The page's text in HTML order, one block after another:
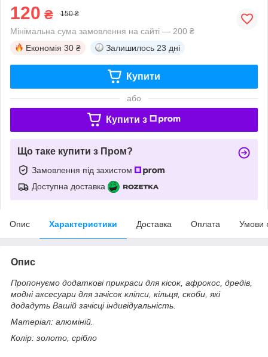
120 ₴ 150 ₴
Мінімальна сума замовлення на сайті — 200 ₴
Економія 30 ₴ Залишилось 23 дні
Купити
або
Купити з
Що таке купити з Пром?
Замовлення під захистом
Доступна доставка
Опис Характеристики Доставка Оплата Умови
Опис
Пропонуємо додаткові прикраси для кісок, афрокос, дредів,
модні аксесуари для зачісок кліпси, кільця, скоби, які
додадуть Вашій зачісці індивідуальність.
Матеріал: алюміній.
Колір: золото, срібло